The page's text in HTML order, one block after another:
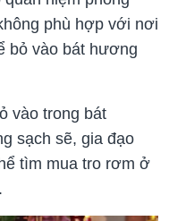
phù hợp với nơi
bỏ vào bát hương
vào trong bát
sạch sẽ, gia đạo
tìm mua tro rơm ở